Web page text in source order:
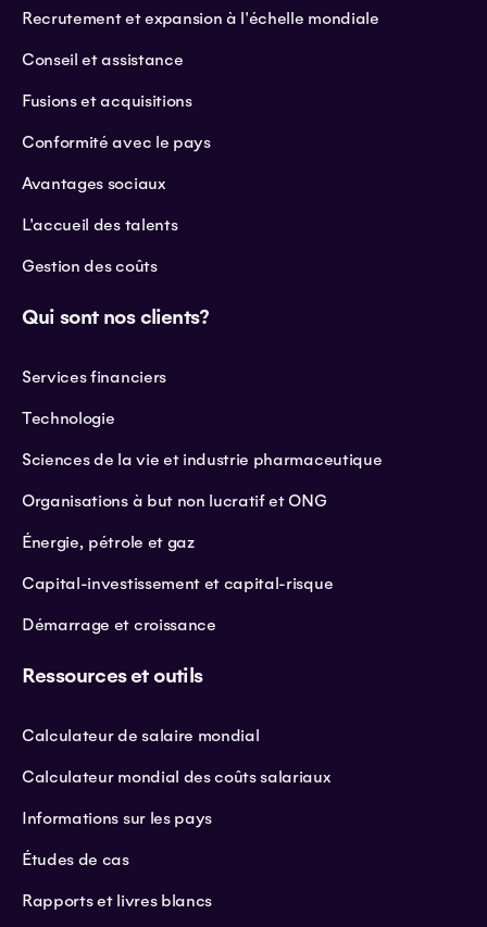
Recrutement et expansion à l'échelle mondiale
Conseil et assistance
Fusions et acquisitions
Conformité avec le pays
Avantages sociaux
L'accueil des talents
Gestion des coûts
Qui sont nos clients?
Services financiers
Technologie
Sciences de la vie et industrie pharmaceutique
Organisations à but non lucratif et ONG
Énergie, pétrole et gaz
Capital-investissement et capital-risque
Démarrage et croissance
Ressources et outils
Calculateur de salaire mondial
Calculateur mondial des coûts salariaux
Informations sur les pays
Études de cas
Rapports et livres blancs